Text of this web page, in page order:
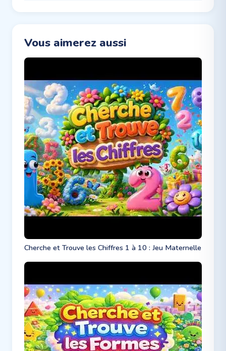
Vous aimerez aussi
Cherche et Trouve les Chiffres 1 à 10 : Jeu Maternelle